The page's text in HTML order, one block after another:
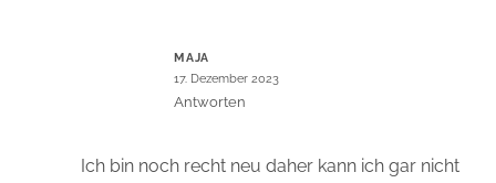
MAJA
17. Dezember 2023
Antworten
Ich bin noch recht neu daher kann ich gar nicht